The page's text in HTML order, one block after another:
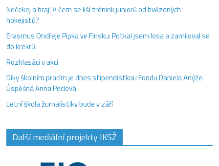
Nečekej a hraj! V čem se liší trénink juniorů od hvězdných
hokejistů?
Erasmus Ondřeje Pipka ve Finsku: Potkal jsem losa a zamiloval se
do krekrů
Rozhlasáci v akci
Díky školním pracím je dnes stipendistkou Fondu Daniela Anýže.
Úspěšná Anna Peclová
Letní škola žurnalistiky bude v září
Další mediální projekty IKSŽ